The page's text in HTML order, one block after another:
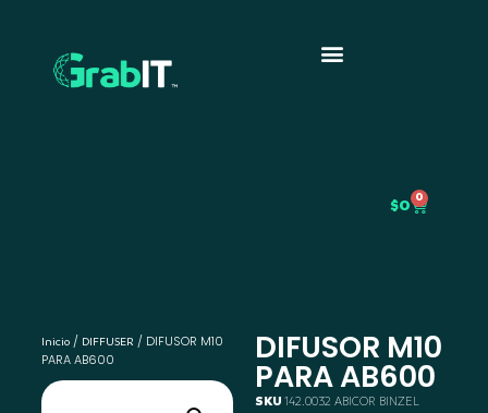
$0 0
Inicio/ DIFFUSER / DIFUSOR M10
PARA AB600
DIFUSOR M10
PARA AB600
SKU 142.0032 ABICOR BINZEL